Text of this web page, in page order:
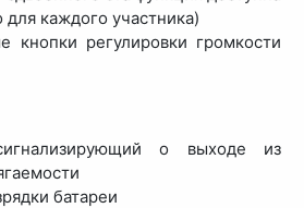
для каждого участника)
кнопки регулировки громкости
о выходе из
батареи